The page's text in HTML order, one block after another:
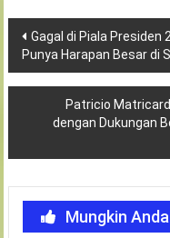
Navigasi
pos
Gagal di Piala Presiden
Punya Harapan Besar di
Patricio
dengan Dukungan
Mungkin